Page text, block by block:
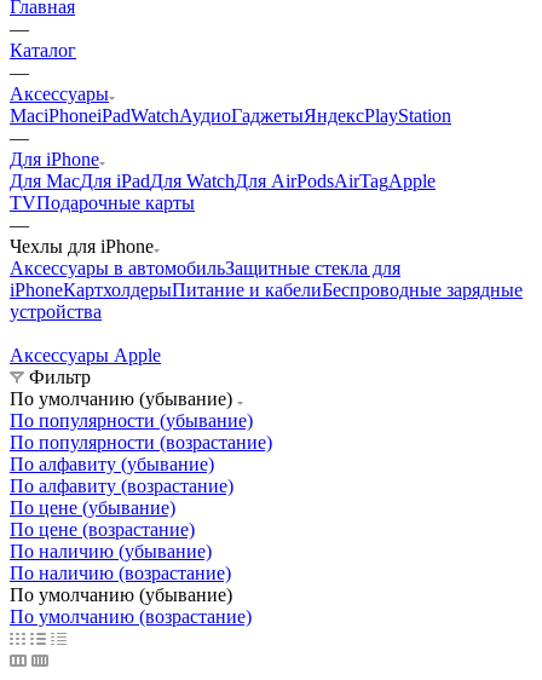
Главная
—
Каталог
—
Аксессуары
MaciPhoneiPadWatchАудиоГаджетыЯндексPlayStation
—
Для iPhone
Для MacДля iPadДля WatchДля AirPodsAirTagApple
TVПодарочные карты
—
Чехлы для iPhone
Аксессуары в автомобильЗащитные стекла для
iPhoneКартхолдерыПитание и кабелиБеспроводные зарядные
устройства
Аксессуары Apple
Фильтр
По умолчанию (убывание)
По популярности (убывание)
По популярности (возрастание)
По алфавиту (убывание)
По алфавиту (возрастание)
По цене (убывание)
По цене (возрастание)
По наличию (убывание)
По наличию (возрастание)
По умолчанию (убывание)
По умолчанию (возрастание)